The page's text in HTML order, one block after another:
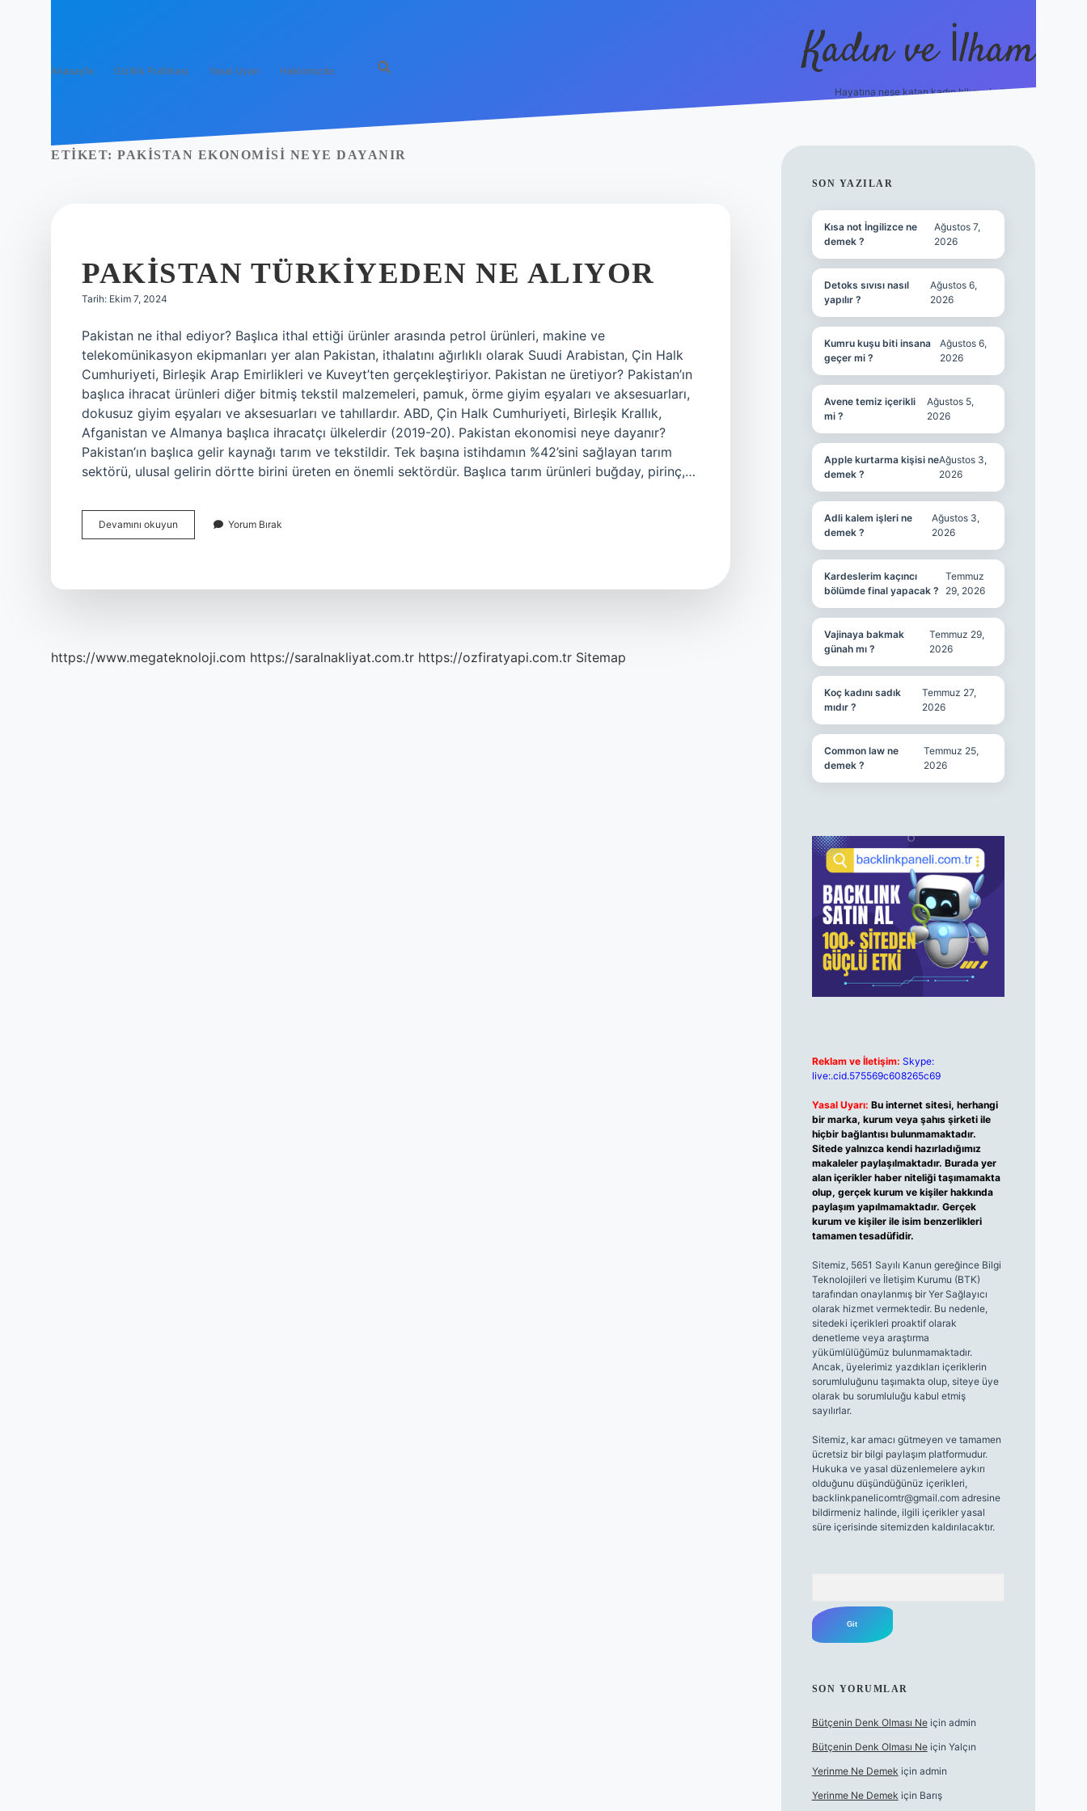
Anasayfa Gizlilik Politikası Yasal Uyarı Hakkımızda Kadın ve İlham
Hayatına neşe katan kadın hikayeleri!
ETIKET: PAKISTAN EKONOMISI NEYE DAYANIR
PAKISTAN TÜRKIYEDEN NE ALIYOR
Tarih: Ekim 7, 2024
Pakistan ne ithal ediyor? Başlıca ithal ettiği ürünler arasında petrol ürünleri, makine ve
telekomünikasyon ekipmanları yer alan Pakistan, ithalatını ağırlıklı olarak Suudi Arabistan, Çin Halk
Cumhuriyeti, Birleşik Arap Emirlikleri ve Kuveyt’ten gerçekleştiriyor. Pakistan ne üretiyor? Pakistan’ın
başlıca ihracat ürünleri diğer bitmiş tekstil malzemeleri, pamuk, örme giyim eşyaları ve aksesuarları,
dokusuz giyim eşyaları ve aksesuarları ve tahıllardır. ABD, Çin Halk Cumhuriyeti, Birleşik Krallık,
Afganistan ve Almanya başlıca ihracatçı ülkelerdir (2019-20). Pakistan ekonomisi neye dayanır?
Pakistan’ın başlıca gelir kaynağı tarım ve tekstildir. Tek başına istihdamın %42’sini sağlayan tarım
sektörü, ulusal gelirin dörtte birini üreten en önemli sektördür. Başlıca tarım ürünleri buğday, pirinç,…
Devamını okuyun Pakistan
Türkiyeden
Yorum Bırak
https://www.megateknoloji.com https://saralnakliyat.com.tr https://ozfiratyapi.com.tr Sitemap
SIDEBAR
SON YAZILAR
Kısa not İngilizce ne
demek ?
Ağustos 7,
2026
Detoks sıvısı nasıl
yapılır ?
Ağustos 6,
2026
Kumru kuşu biti insana
geçer mi ?
Ağustos 6,
2026
Avene temiz içerikli
mi ?
Ağustos 5,
2026
Apple kurtarma kişisi ne
demek ?
Ağustos 3,
2026
Adli kalem işleri ne
demek ?
Ağustos 3,
2026
Kardeslerim kaçıncı
bölümde final yapacak ?
Temmuz
29, 2026
Vajinaya bakmak
günah mı ?
Temmuz 29,
2026
Koç kadını sadık
mıdır ?
Temmuz 27,
2026
Common law ne
demek ?
Temmuz 25,
2026
Reklam ve İletişim: Skype:
live:.cid.575569c608265c69
Yasal Uyarı: Bu internet sitesi, herhangi
bir marka, kurum veya şahıs şirketi ile
hiçbir bağlantısı bulunmamaktadır.
Sitede yalnızca kendi hazırladığımız
makaleler paylaşılmaktadır. Burada yer
alan içerikler haber niteliği taşımamakta
olup, gerçek kurum ve kişiler hakkında
paylaşım yapılmamaktadır. Gerçek
kurum ve kişiler ile isim benzerlikleri
tamamen tesadüfidir.
Sitemiz, 5651 Sayılı Kanun gereğince Bilgi
Teknolojileri ve İletişim Kurumu (BTK)
tarafından onaylanmış bir Yer Sağlayıcı
olarak hizmet vermektedir. Bu nedenle,
sitedeki içerikleri proaktif olarak
denetleme veya araştırma
yükümlülüğümüz bulunmamaktadır.
Ancak, üyelerimiz yazdıkları içeriklerin
sorumluluğunu taşımakta olup, siteye üye
olarak bu sorumluluğu kabul etmiş
sayılırlar.
Sitemiz, kar amacı gütmeyen ve tamamen
ücretsiz bir bilgi paylaşım platformudur.
Hukuka ve yasal düzenlemelere aykırı
olduğunu düşündüğünüz içerikleri,
backlinkpanelicomtr@gmail.comadresine
bildirmeniz halinde, ilgili içerikler yasal
süre içerisinde sitemizden kaldırılacaktır.
SON YORUMLAR
Bütçenin Denk Olması Neiçin admin
Bütçenin Denk Olması Neiçin Yalçın
Yerinme Ne Demek için admin
Yerinme Ne Demek için Barış
ilbet https://